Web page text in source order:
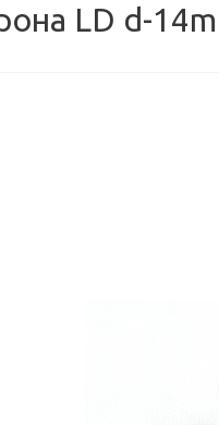
LD d-